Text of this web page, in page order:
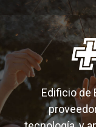
Edificio de